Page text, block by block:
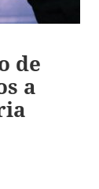
de
a